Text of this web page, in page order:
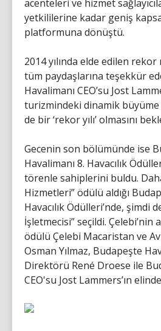
acenteleri ve hizmet
yetkililerine kadar geniş
platformuna dönüştü.
2014 yılında elde edilen
tüm paydaşlarına teşekkür
Havalimanı CEO’su Jost
turizmindeki dinamik büyüme
de bir ‘rekor yılı’ olmasını
Gecenin son bölümünde ise
Havalimanı 8. Havacılık
törenle sahiplerini buldu.
Hizmetleri” ödülü aldığı
Havacılık Ödülleri’nde, şimdi
İşletmecisi” seçildi. Çelebi’nin
ödülü Çelebi Macaristan ve
Osman Yılmaz, Budapeşte
Direktörü René Droese ile
CEO'su Jost Lammers’ın